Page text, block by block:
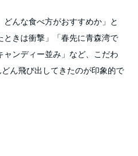
んな食べ方がおすすめか」と
きは衝撃」「春先に青森湾で
ンディー並み」など、こだわ
ん飛び出してきたのが印象的で